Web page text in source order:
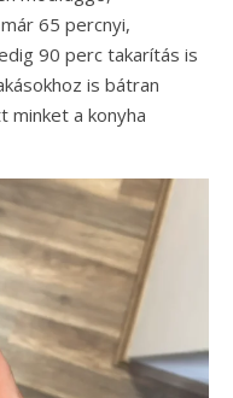
65 percnyi,
90 perc takarítás is
is bátran
minket a konyha